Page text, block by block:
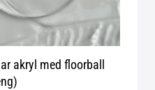
akryl med floorball